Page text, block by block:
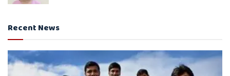
Recent News